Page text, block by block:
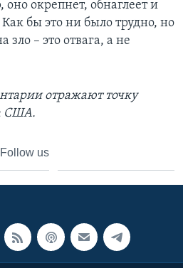
оно окрепнет, обнаглеет и
бы это ни было трудно, но
зло – это отвага, а не
отражают точку
США.
Follow us